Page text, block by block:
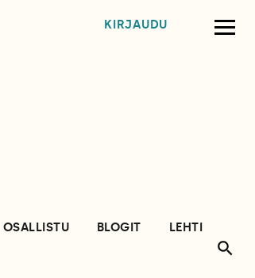
KIRJAUDU
OSALLISTU BLOGIT
LEHTI